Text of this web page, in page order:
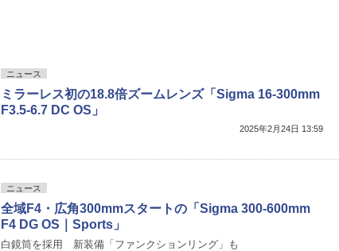
ニュース
ミラーレス初の18.8倍ズームレンズ「Sigma 16-300mm
F3.5-6.7 DC OS」
2025年2月24日 13:59
ニュース
全域F4・広角300mmスタートの「Sigma 300-600mm
F4 DG OS｜Sports」
白鏡筒を採用 新装備「ファンクションリング」も